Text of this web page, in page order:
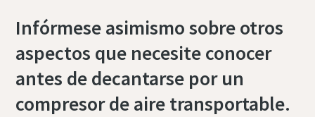
Infórmese asimismo sobre otros
aspectos que necesite conocer
antes de decantarse por un
compresor de aire transportable.